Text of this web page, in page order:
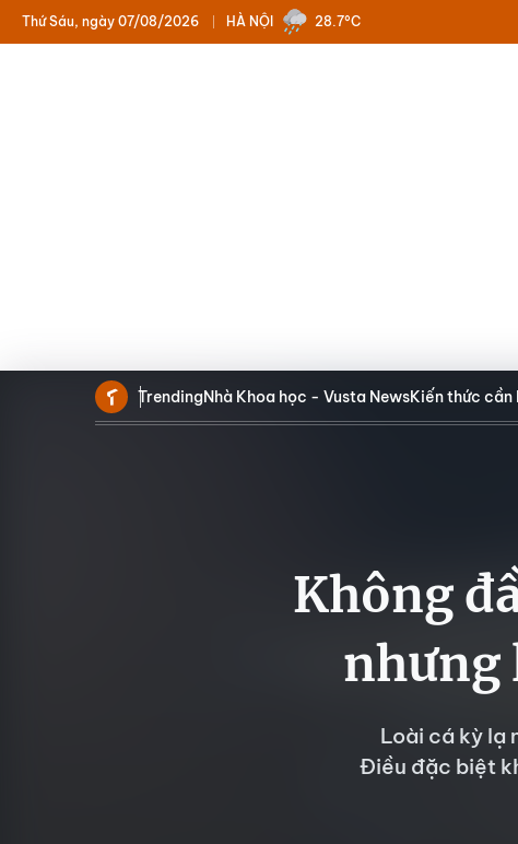
HÀ NỘI
Thứ Sáu, ngày 07/08/2026 28.7°C
TrendingNhà Khoa học - Vusta NewsKiến thức cần
Không
nhưng
Loài cá kỳ lạ
Điều đặc biệt